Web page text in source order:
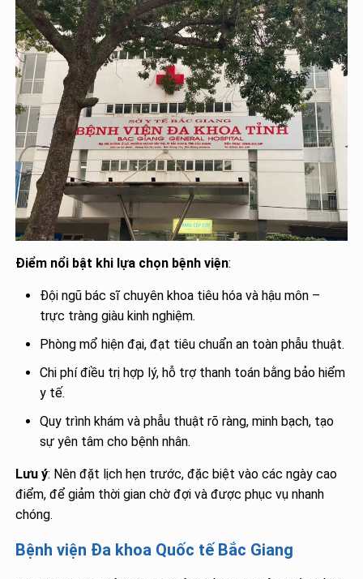
Điểm nổi bật khi lựa chọn bệnh viện:
Đội ngũ bác sĩ chuyên khoa tiêu hóa và hậu môn –
trực tràng giàu kinh nghiệm.
Phòng mổ hiện đại, đạt tiêu chuẩn an toàn phẫu thuật.
Chi phí điều trị hợp lý, hỗ trợ thanh toán bằng bảo hiểm
y tế.
Quy trình khám và phẫu thuật rõ ràng, minh bạch, tạo
sự yên tâm cho bệnh nhân.
Lưu ý: Nên đặt lịch hẹn trước, đặc biệt vào các ngày cao
điểm, để giảm thời gian chờ đợi và được phục vụ nhanh
chóng.
Bệnh viện Đa khoa Quốc tế Bắc Giang